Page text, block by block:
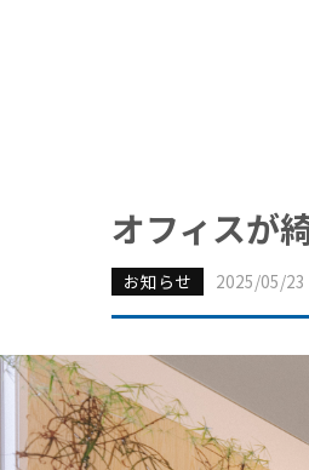
オフィスが
お知らせ 2025/05/23